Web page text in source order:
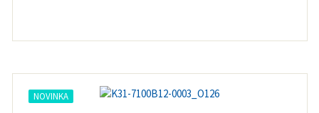
NOVINKA